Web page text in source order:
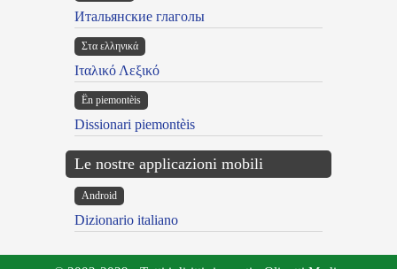
Итальянские глаголы
Στα ελληνικά
Ιταλικό Λεξικό
Ën piemontèis
Dissionari piemontèis
Le nostre applicazioni mobili
Android
Dizionario italiano